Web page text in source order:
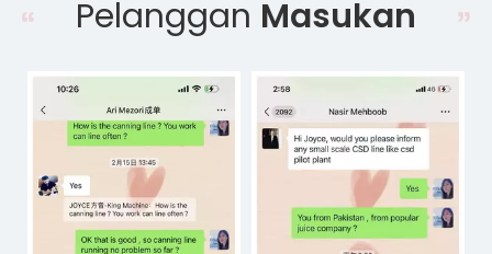
Pelanggan Masukan